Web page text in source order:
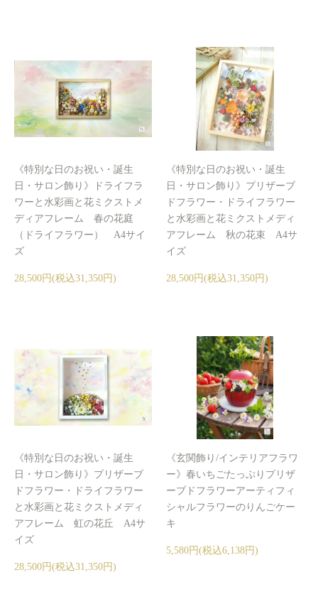
《特別な日のお祝い・誕生
日・サロン飾り》ドライフラ
ワーと水彩画と花ミクストメ
ディアフレーム 春の花庭
（ドライフラワー） A4サイ
ズ
28,500円(税込31,350円)
《特別な日のお祝い・誕生
日・サロン飾り》プリザーブ
ドフラワー・ドライフラワー
と水彩画と花ミクストメディ
アフレーム 秋の花束 A4サ
イズ
28,500円(税込31,350円)
《特別な日のお祝い・誕生
日・サロン飾り》プリザーブ
ドフラワー・ドライフラワー
と水彩画と花ミクストメディ
アフレーム 虹の花丘 A4サ
イズ
28,500円(税込31,350円)
《玄関飾り/インテリアフラワ
ー》春いちごたっぷりプリザ
ーブドフラワーアーティフィ
シャルフラワーのりんごケー
キ
5,580円(税込6,138円)